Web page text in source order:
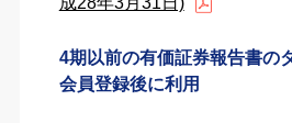
4期以前の有価証券報告書の
会員登録後に利用